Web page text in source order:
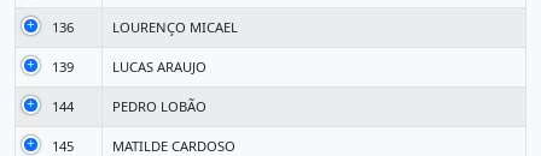
136 LOURENÇO MICAEL
139 LUCAS ARAUJO
144 PEDRO LOBÃO
145 MATILDE CARDOSO